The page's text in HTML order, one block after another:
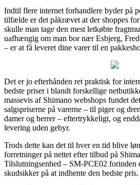
Indtil flere internet forhandlere byder på
tilfælde er det påkrævet at der shoppes
skulle man tage den mest letkøbte
uafhængig om man bor nær Esbjerg,
– er at få leveret dine varer til en
Det er jo efterhånden ret praktisk for
bedste priser i blandt forskellige
massevis af Shimano webshops fundet
salgspriserne på varerne – til piger og
damer og herrer – eftertrykkeligt, og
levering uden gebyr.
Trods dette kan det til hver en tid blive
forretninger på nettet efter tilbud på
Tilslutningsenhed – SM-PCE02 forinden
skudsikker på at indhente den bedste pris.